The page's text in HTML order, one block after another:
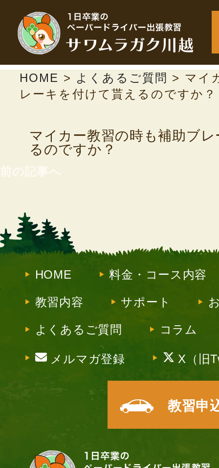
HOME > よくあるご質問 > マイ
レーキを付けて貰えるのですか？
マイカー教習の時も補助ブ
るのですか？
HOME 料金・コース内容
教習内容 サポート
よくあるご質問 コラム
メルマガ登録 X（旧
教習申